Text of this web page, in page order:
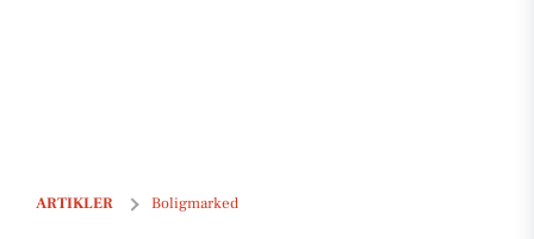
ARTIKLER Boligmarked
Over Jelsvej 7 og 1 anden boliger er kommet til salg denne uge i